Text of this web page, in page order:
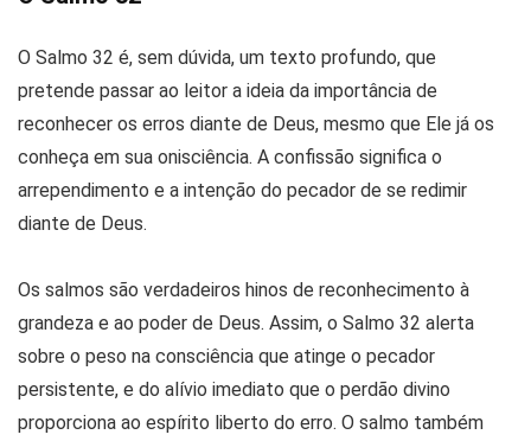
O Salmo 32 é, sem dúvida, um texto profundo, que
pretende passar ao leitor a ideia da importância de
reconhecer os erros diante de Deus, mesmo que Ele já os
conheça em sua onisciência. A confissão significa o
arrependimento e a intenção do pecador de se redimir
diante de Deus.
Os salmos são verdadeiros hinos de reconhecimento à
grandeza e ao poder de Deus. Assim, o Salmo 32 alerta
sobre o peso na consciência que atinge o pecador
persistente, e do alívio imediato que o perdão divino
proporciona ao espírito liberto do erro. O salmo também